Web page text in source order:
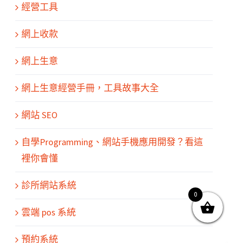
經營工具
網上收款
網上生意
網上生意經營手冊，工具故事大全
網站 SEO
自學Programming、網站手機應用開發？看這
裡你會懂
診所網站系統
雲端 pos 系統
預約系統
關於我們
2026 | All Rights Reserved by MARS tree 火星樹資訊科技
0